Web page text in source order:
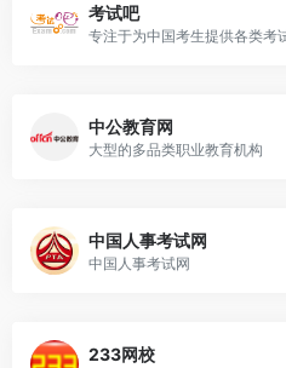
考试吧
专注于为中国考生提供各类考
中公教育网
大型的多品类职业教育机构
中国人事考试网
中国人事考试网
233网校